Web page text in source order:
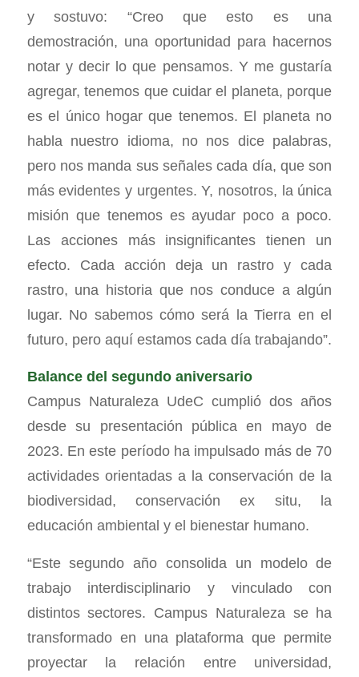
y sostuvo: “Creo que esto es una
demostración, una oportunidad para hacernos
notar y decir lo que pensamos. Y me gustaría
agregar, tenemos que cuidar el planeta, porque
es el único hogar que tenemos. El planeta no
habla nuestro idioma, no nos dice palabras,
pero nos manda sus señales cada día, que son
más evidentes y urgentes. Y, nosotros, la única
misión que tenemos es ayudar poco a poco.
Las acciones más insignificantes tienen un
efecto. Cada acción deja un rastro y cada
rastro, una historia que nos conduce a algún
lugar. No sabemos cómo será la Tierra en el
futuro, pero aquí estamos cada día trabajando”.
Balance del segundo aniversario
Campus Naturaleza UdeC cumplió dos años
desde su presentación pública en mayo de
2023. En este período ha impulsado más de 70
actividades orientadas a la conservación de la
biodiversidad, conservación ex situ, la
educación ambiental y el bienestar humano.
“Este segundo año consolida un modelo de
trabajo interdisciplinario y vinculado con
distintos sectores. Campus Naturaleza se ha
transformado en una plataforma que permite
proyectar la relación entre universidad,